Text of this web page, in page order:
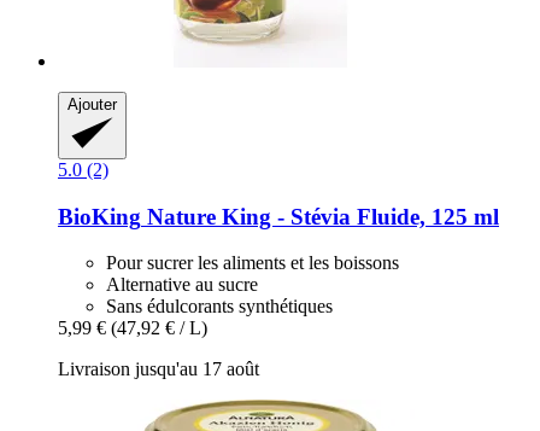
Ajouter
5.0 (2)
BioKing Nature King -​ Stévia Fluide, 125 ml
Pour sucrer les aliments et les boissons
Alternative au sucre
Sans édulcorants synthétiques
5,99 € (47,92 € / L)
Livraison jusqu'au 17 août